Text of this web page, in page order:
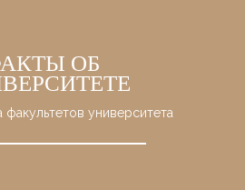
ОБ
факультетов университета